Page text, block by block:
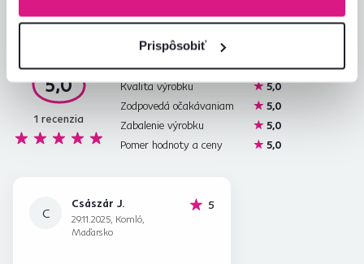
Prispôsobiť
Hodnotenia produktu
5,0
1 recenzia
Jednoduchosť montáže
5,0
Kvalita výrobku
5,0
Zodpovedá očakávaniam
5,0
Zabalenie výrobku
5,0
Pomer hodnoty a ceny
5,0
C
Császár J.
29.11.2025, Komló,
Maďarsko
5hviezdičiek